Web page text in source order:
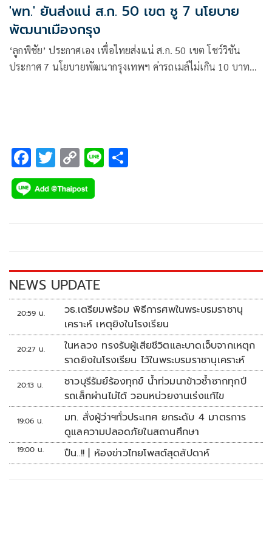
'พท.' ยันส่งแน่ ส.ก. 50 เขต ชู 7 นโยบาย
พัฒนาเมืองกรุง
‘ลูกพิชัย’ ประกาศเอง เพื่อไทยส่งแน่ ส.ก. 50 เขต โชว์วิชัน
ประกาศ 7 นโยบายพัฒนากรุงเทพฯ ค่ารถเมล์ไม่เกิน 10 บาท
F
ac
e
k
T
wi
tt
C
o
p
k
Li
NEWS UPDATE
20:59 น.
วธ.เตรียมพร้อม พิธีการศพในพระบรมราชานุ
เคราะห์ เหตุยิงในโรงเรียน
20:27 น.
ในหลวง ทรงรับผู้เสียชีวิตและบาดเจ็บจากเหตุก
ราดยิงในโรงเรียน ไว้ในพระบรมราชานุเคราะห์
20:13 น.
ชาวบุรีรัมย์ร้องทุกข์ น้ำท่วมนาข้าวซ้ำซากทุกปี
รถเล็กผ่านไม่ได้ วอนหน่วยงานเร่งแก้ไข
19:06 น.
มท. สั่งผู้ว่าฯทั่วประเทศ ยกระดับ 4 มาตรการ
ดูแลความปลอดภัยในสถานศึกษา
19:00 น. ปืน..!! | ห้องข่าวไทยโพสต์สุดสัปดาห์